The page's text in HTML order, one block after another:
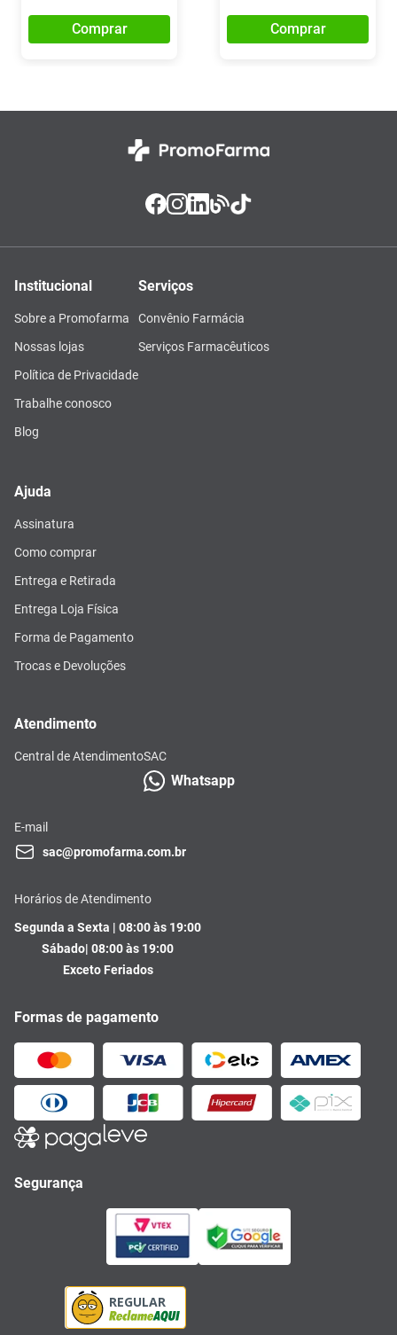
Comprar Comprar
Institucional
Sobre a Promofarma
Nossas lojas
Política de Privacidade
Trabalhe conosco
Blog
Serviços
Convênio Farmácia
Serviços Farmacêuticos
Ajuda
Assinatura
Como comprar
Entrega e Retirada
Entrega Loja Física
Forma de Pagamento
Trocas e Devoluções
Atendimento
Central de AtendimentoSAC
Whatsapp
E-mail
sac@promofarma.com.br
Horários de Atendimento
Segunda a Sexta | 08:00 às 19:00
Sábado| 08:00 às 19:00
Exceto Feriados
Formas de pagamento
Segurança